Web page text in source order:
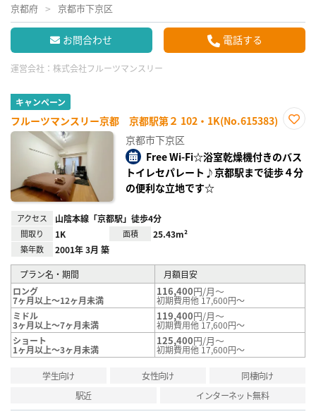
京都府 京都市下京区
お問合わせ 電話する
運営会社： 株式会社フルーツマンスリー
キャンペーン
フルーツマンスリー京都 京都駅第２ 102・1K(No.615383)
り登
録
京都市下京区
Free Wi-Fi☆浴室乾燥機付きのバス
トイレセパレート♪京都駅まで徒歩４分
の便利な立地です☆
アクセス 山陰本線「京都駅」徒歩4分
間取り 1K 面積 25.43m²
築年数 2001年 3月 築
プラン名・期間
月額目安
ロング
7ヶ月以上～12ヶ月未満
116,400円/月～
初期費用他 17,600円～
ミドル
3ヶ月以上～7ヶ月未満
119,400円/月～
初期費用他 17,600円～
ショート
1ヶ月以上～3ヶ月未満
125,400円/月～
初期費用他 17,600円～
学生向け 女性向け
同棲向け
駅近
インターネット無料